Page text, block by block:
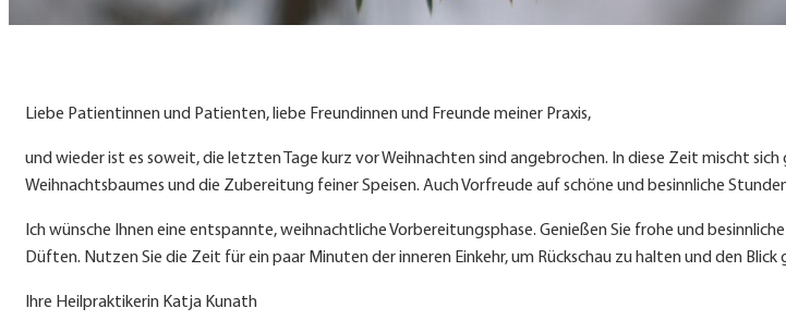
Liebe Patientinnen und Patienten, liebe Freundinnen und Freunde meiner Praxis,
und wieder ist es soweit, die letzten Tage kurz vor Weihnachten sind angebrochen. In diese Zeit mischt
Weihnachtsbaumes und die Zubereitung feiner Speisen. Auch Vorfreude auf schöne und besinnliche
Ich wünsche Ihnen eine entspannte, weihnachtliche Vorbereitungsphase. Genießen Sie frohe und
Düften. Nutzen Sie die Zeit für ein paar Minuten der inneren Einkehr, um Rückschau zu halten und den
Ihre Heilpraktikerin Katja Kunath